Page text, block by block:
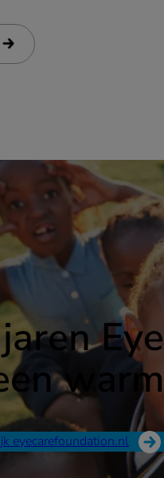
eyecarefoundation.nl